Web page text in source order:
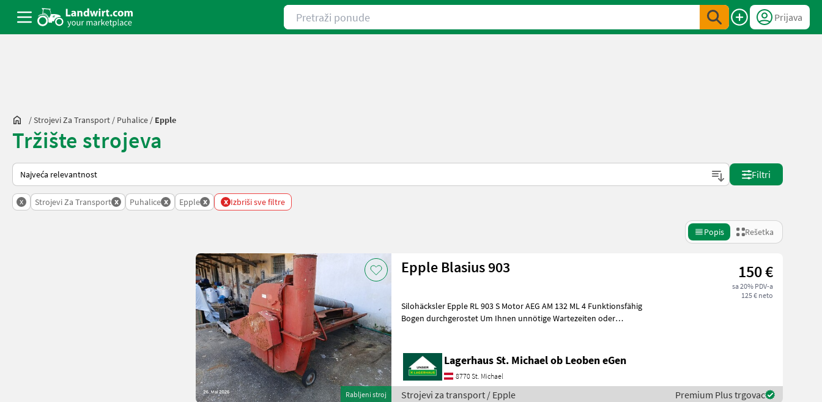
Pretraži ponude
Prijava
/Strojevi Za Transport / Puhalice / Epple
Tržište strojeva
Tako se sortira na Landwirt.com
Filtri
x Strojevi Za Transport x Puhalice x Epple x x Izbriši sve filtre
Popis Rešetka
Rabljeni stroj
Epple Blasius 903 150 €
sa 20% PDV-a
125 € neto
Silohäcksler Epple RL 903 S Motor AEG AM 132 ML 4 Funktionsfähig
Bogen durchgerostet Um Ihnen unnötige Wartezeiten oder
Lagerhaus St. Michael ob Leoben eGen
8770 St. Michael
Strojevi za transport / Epple Premium Plus trgovac